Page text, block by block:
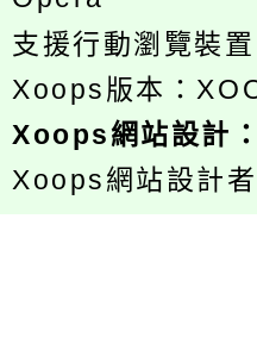
支援行動瀏覽裝置
Xoops版本：
Xoops網站設計 ：
Xoops網站設計